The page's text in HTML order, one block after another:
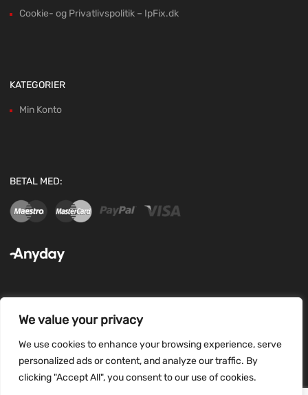
We value your privacy
We use cookies to enhance your browsing experience, serve
personalized ads or content, and analyze our traffic. By
clicking "Accept All", you consent to our use of cookies.
Cookie- og Privatlivspolitik – IpFix.dk
KATEGORIER
Min Konto
BETAL MED:
FØLG OS: